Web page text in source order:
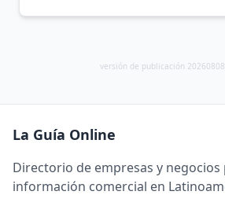
versión de publicación
La Guía Online
Directorio de empresas y
información comercial en